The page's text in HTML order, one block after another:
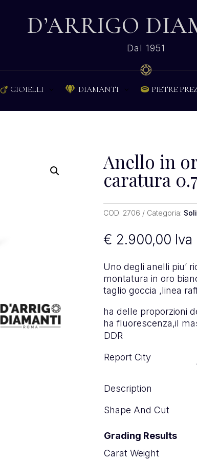
D’ARRIGO
Dal 1951
 GIOIELLI  DIAMANTI  PIETRE
Anello in
caratura
COD: 2706 Categoria:
€ 2.900,00
Uno degli anelli piu’
montatura in oro
taglio goccia ,linea
ha delle proporzioni
ha fluorescenza,il
DDR
Report City
Description
Shape And Cut
Grading Results
Carat Weight